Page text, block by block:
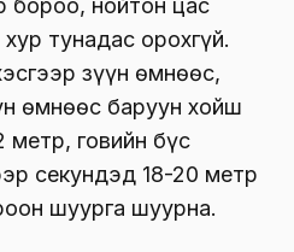
бороо, нойтон цас
тунадас орохгүй.
зүүн өмнөөс,
өмнөөс баруун хойш
метр, говийн бүс
секундэд 18-20 метр
шуурга шуурна.